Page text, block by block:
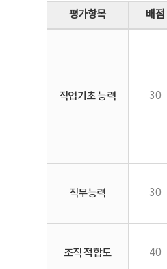
평가항목 배점
직업기초 능력 30
직무능력 30
조직 적합도 40